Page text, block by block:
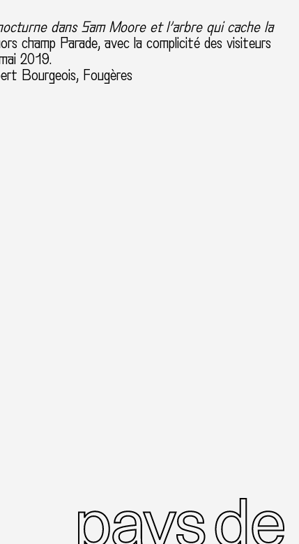
dans Sam Moore et l’arbre qui cache la
champ Parade, avec la complicité des visiteurs
2019.
Bourgeois, Fougères